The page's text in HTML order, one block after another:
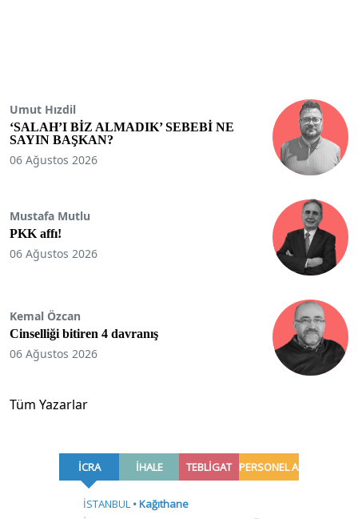
Umut Hızdil
‘SALAH’I BİZ ALMADIK’ SEBEBİ NE
SAYIN BAŞKAN?
06 Ağustos 2026
Mustafa Mutlu
PKK affı!
06 Ağustos 2026
Kemal Özcan
Cinselliği bitiren 4 davranış
06 Ağustos 2026
Tüm Yazarlar